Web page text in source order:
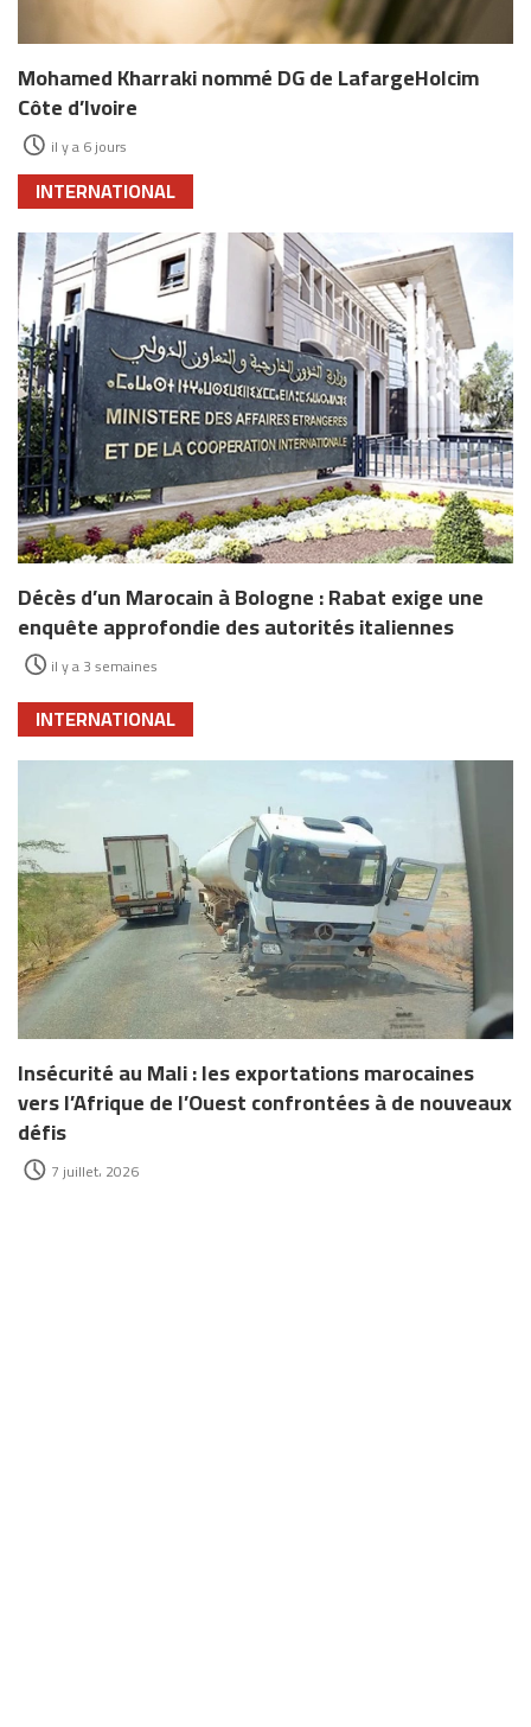
Mohamed Kharraki nommé DG de LafargeHolcim
Côte d’Ivoire
il y a 6 jours
INTERNATIONAL
Décès d’un Marocain à Bologne : Rabat exige une
enquête approfondie des autorités italiennes
il y a 3 semaines
INTERNATIONAL
Insécurité au Mali : les exportations marocaines
vers l’Afrique de l’Ouest confrontées à de nouveaux
défis
7 juillet، 2026